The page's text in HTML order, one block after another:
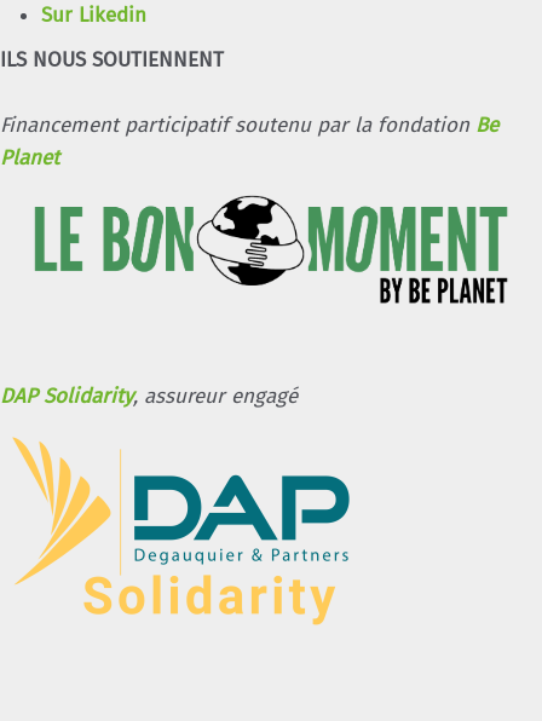
Sur Likedin
ILS NOUS SOUTIENNENT
Financement participatif soutenu par la fondation Be
Planet
DAP Solidarity, assureur engagé